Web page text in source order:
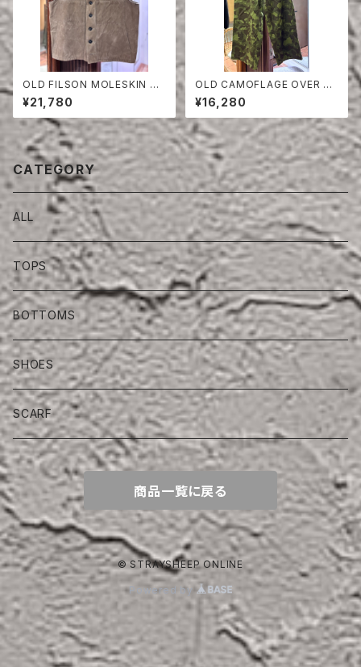
OLD FILSON MOLESKIN VE
ST
¥21,780
OLD CAMOFLAGE OVER PA
NTS
¥16,280
CATEGORY
ALL
TOPS
BOTTOMS
SHOES
SCARF
商品一覧に戻る
© STRAYSHEEP ONLINE
Powered by